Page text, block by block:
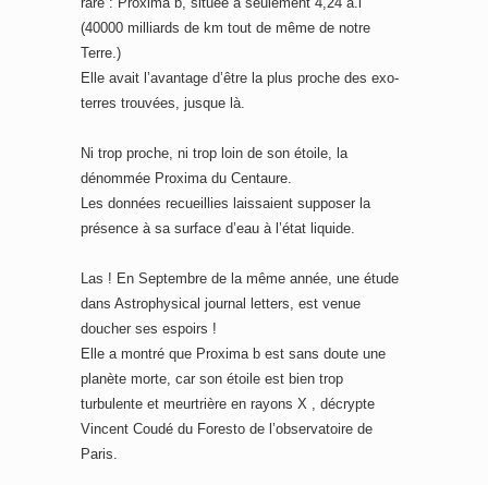
(40000 milliards de km tout de même de notre
Terre.)
Elle avait l’avantage d’être la plus proche des exo-
terres trouvées, jusque là.
Ni trop proche, ni trop loin de son étoile, la
dénommée Proxima du Centaure.
Les données recueillies laissaient supposer la
présence à sa surface d’eau à l’état liquide.
Las ! En Septembre de la même année, une étude
dans Astrophysical journal letters, est venue
doucher ses espoirs !
Elle a montré que Proxima b est sans doute une
planète morte, car son étoile est bien trop
turbulente et meurtrière en rayons X , décrypte
Vincent Coudé du Foresto de l’observatoire de
Paris.